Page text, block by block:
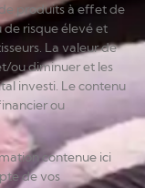
produits à effet de
de risque élevé et
La valeur de
ou diminuer et les
investi. Le contenu
ou
contenue ici
de vos